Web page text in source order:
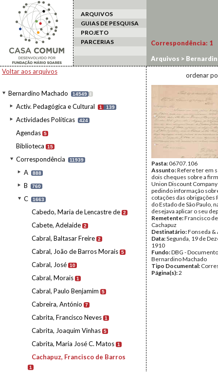
ARQUIVOS
GUIAS DE PESQUISA
PROJETO
PARCERIAS
Voltar aos arquivos
Bernardino Machado 14549 I
Activ. Pedagógica e Cultural 1 139
Actividades Políticas 424
Agendas 5
Biblioteca 15
Correspondência 11939
A 888
B 760
C 1663
Cabedo, Maria de Lencastre de 2
Cabete, Adelaide 2
Cabral, Baltasar Freire 2
Cabral, João de Barros Morais 5
Cabral, José 10
Cabral, Morais 1
Cabral, Paulo Benjamim 5
Cabreira, António 7
Cabrita, Francisco Neves 1
Cabrita, Joaquim Vinhas 5
Cabrita, Maria José C. Matos 1
Cachapuz, Francisco de Barros
1
Correspondência: 1
Arquivos >
ordenar
Pasta:06707.106
Assunto:Refere ter em
dois cheques sobre a
Union Discount
pedindo informação
cotações das obrigações
do Estado de São Paulo,
desejava aplicar o seu
Remetente:Francisco
Cachapuz
Destinatário:Fonseda &
Data:Segunda, 19 de
1910
Fundo:DBG -
Bernardino Machado
Tipo Documental:
Página(s):2